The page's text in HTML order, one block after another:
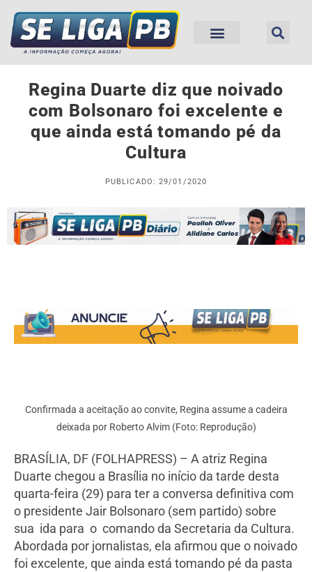
Regina Duarte diz que noivado
com Bolsonaro foi excelente e
que ainda está tomando pé da
Cultura
PUBLICADO: 29/01/2020
Confirmada a aceitação ao convite, Regina assume a cadeira
deixada por Roberto Alvim (Foto: Reprodução)
BRASÍLIA, DF (FOLHAPRESS) – A atriz Regina
Duarte chegou a Brasília no início da tarde desta
quarta-feira (29) para ter a conversa definitiva com
o presidente Jair Bolsonaro (sem partido) sobre
sua ida para o comando da Secretaria da Cultura.
Abordada por jornalistas, ela afirmou que o noivado
foi excelente, que ainda está tomando pé da pasta